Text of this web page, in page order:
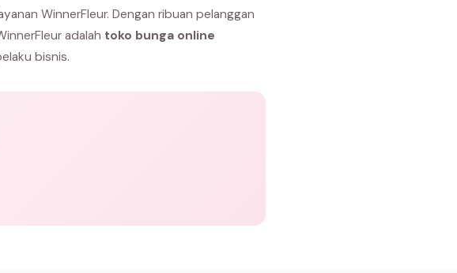
WinnerFleur. Dengan ribuan pelanggan
adalah toko bunga online
bisnis.